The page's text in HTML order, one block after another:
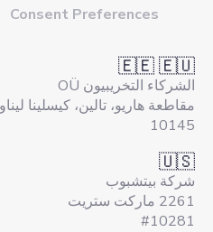
Consent Preferences
🇪🇪 🇪🇺
الشركاء التخريبيون OÜ
10145
🇺🇸
شركة بيتشبوب
2261 ماركت ستريت
#10281